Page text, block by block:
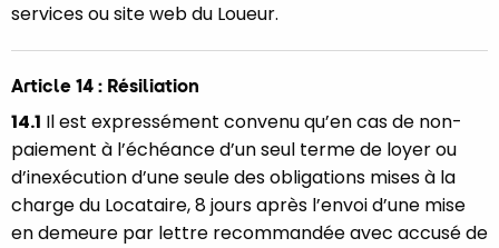
services ou site web du Loueur.
Article 14 : Résiliation
14.1 Il est expressément convenu qu’en cas de non-
paiement à l’échéance d’un seul terme de loyer ou
d’inexécution d’une seule des obligations mises à la
charge du Locataire, 8 jours après l’envoi d’une mise
en demeure par lettre recommandée avec accusé de